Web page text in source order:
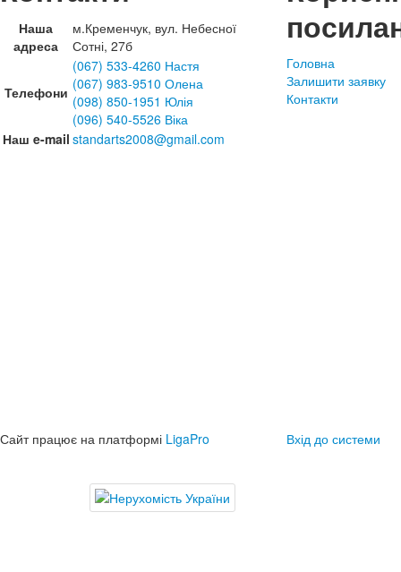
Наша
адреса
м.Кременчук, вул. Небесної
Сотні, 27б
Телефони
(067) 533-4260 Настя
(067) 983-9510 Олена
(098) 850-1951 Юлія
(096) 540-5526 Віка
Наш e-mail standarts2008@gmail.com
Головна
Залишити заявку
Контакти
Сайт працює на платформі LigaPro Вхід до системи